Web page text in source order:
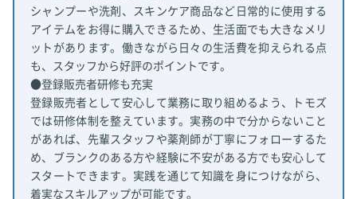
シャンプーや洗剤、スキンケア商品など日常的に使用する
アイテムをお得に購入できるため、生活面でも大きなメリ
ットがあります。働きながら日々の生活費を抑えられる点
も、スタッフから好評のポイントです。
●登録販売者研修も充実
登録販売者として安心して業務に取り組めるよう、トモズ
では研修体制を整えています。実務の中で分からないこと
があれば、先輩スタッフや薬剤師が丁寧にフォローするた
め、ブランクのある方や経験に不安がある方でも安心して
スタートできます。実践を通じて知識を身につけながら、
着実なスキルアップが可能です。